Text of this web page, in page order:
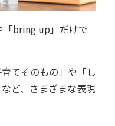
「bring up」だけで
てそのもの」や「し
ど、さまざまな表現